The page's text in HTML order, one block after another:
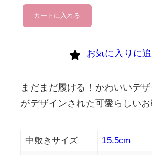
asics
個
カートに入れる
お気に入りに
まだまだ履ける！かわいいデ
がデザインされた可愛らしい
中敷きサイズ 15.5cm